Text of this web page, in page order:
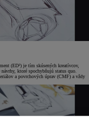
(ED²) je tím skúsených kreatívcov,
ktoré spochybňujú status quo.
a povrchových úprav (CMF) a vždy